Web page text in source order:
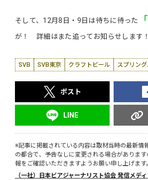
そして、12月8日・9日は待ちに待った
が！ 詳細はまた追ってお知らせします！
SVB SVB東京 クラフトビール スプリン
ポスト
LINE
※記事に掲載されている内容は取材当時の最新情
の都合で、予告なしに変更される場合がありま
報をご確認いただきますようお願い申し上げます。
（一社）日本ビアジャーナリスト協会 発信メデ